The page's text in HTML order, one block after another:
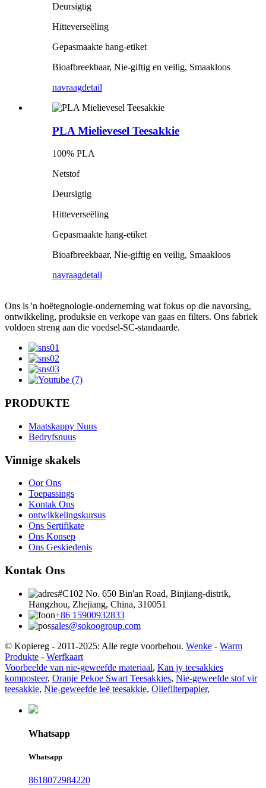
Deursigtig
Hitteverseëling
Gepasmaakte hang-etiket
Bioafbreekbaar, Nie-giftig en veilig, Smaakloos
navraagdetail
PLA Mielievesel Teesakkie
100% PLA
Netstof
Deursigtig
Hitteverseëling
Gepasmaakte hang-etiket
Bioafbreekbaar, Nie-giftig en veilig, Smaakloos
navraagdetail
Ons is 'n hoëtegnologie-onderneming wat fokus op die navorsing,
ontwikkeling, produksie en verkope van gaas en filters. Ons fabriek
voldoen streng aan die voedsel-SC-standaarde.
PRODUKTE
Maatskappy Nuus
Bedryfsnuus
Vinnige skakels
Oor Ons
Toepassings
Kontak Ons
ontwikkelingskursus
Ons Sertifikate
Ons Konsep
Ons Geskiedenis
Kontak Ons
#C102 No. 650 Bin'an Road, Binjiang-distrik,
Hangzhou, Zhejiang, China, 310051
+86 15900932833
sales@sokoogroup.com
© Kopiereg - 2011-2025: Alle regte voorbehou. Wenke - Warm
Produkte - Werfkaart
Voorbeelde van nie-geweefde materiaal, Kan jy teesakkies
komposteer, Oranje Pekoe Swart Teesakkies, Nie-geweefde stof vir
teesakkie, Nie-geweefde leë teesakkie, Oliefilterpapier,
Whatsapp
Whatsapp
8618072984220